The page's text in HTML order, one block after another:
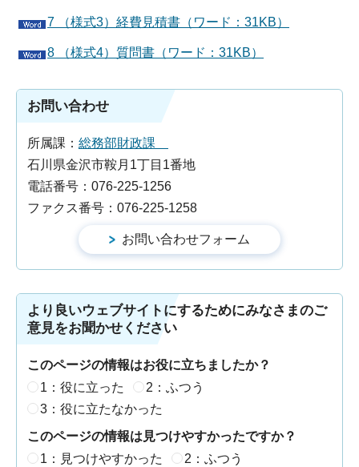
7 （様式3）経費見積書（ワード：31KB）
8 （様式4）質問書（ワード：31KB）
お問い合わせ
所属課： 総務部財政課
石川県金沢市鞍月1丁目1番地
電話番号：076-225-1256
ファクス番号：076-225-1258
より良いウェブサイトにするためにみなさまのご
意見をお聞かせください
このページの情報はお役に立ちましたか？
1：役に立った
2：ふつう
3：役に立たなかった
このページの情報は見つけやすかったですか？
1：見つけやすかった
2：ふつう